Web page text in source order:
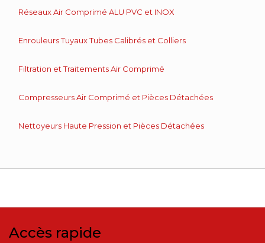
Réseaux Air Comprimé ALU PVC et INOX
Enrouleurs Tuyaux Tubes Calibrés et Colliers
Filtration et Traitements Air Comprimé
Compresseurs Air Comprimé et Pièces Détachées
Nettoyeurs Haute Pression et Pièces Détachées
Accès rapide